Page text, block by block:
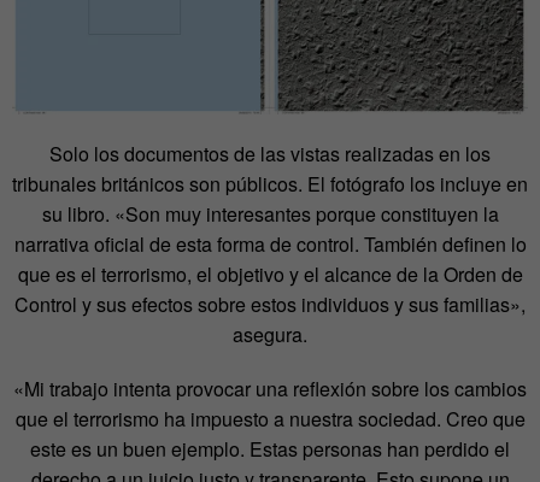
Solo los documentos de las vistas realizadas en los
tribunales británicos son públicos. El fotógrafo los incluye en
su libro. «Son muy interesantes porque constituyen la
narrativa oficial de esta forma de control. También definen lo
que es el terrorismo, el objetivo y el alcance de la Orden de
Control y sus efectos sobre estos individuos y sus familias»,
asegura.
«Mi trabajo intenta provocar una reflexión sobre los cambios
que el terrorismo ha impuesto a nuestra sociedad. Creo que
este es un buen ejemplo. Estas personas han perdido el